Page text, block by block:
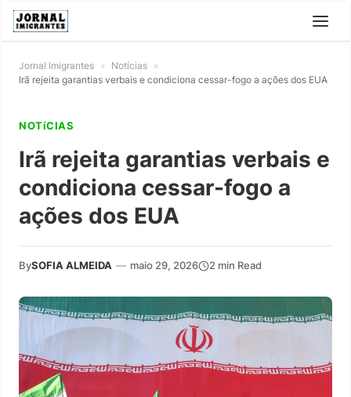
Jornal Imigrantes » Notícias »
Irã rejeita garantias verbais e condiciona cessar-fogo a ações dos EUA
NOTíCIAS
Irã rejeita garantias verbais e
condiciona cessar-fogo a
ações dos EUA
BySOFIA ALMEIDA — maio 29, 2026 2 min Read